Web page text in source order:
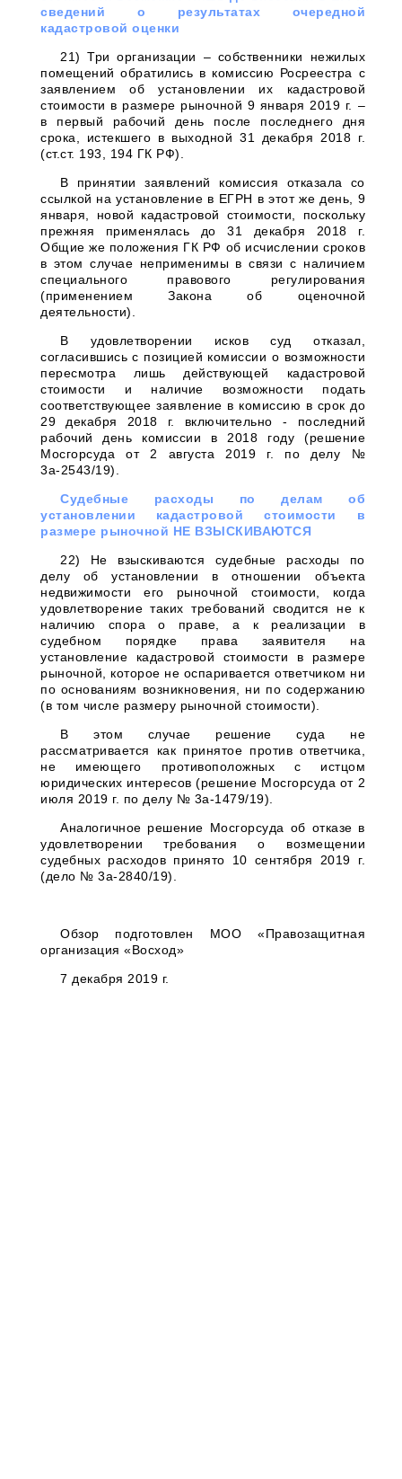
сведений о результатах очередной
кадастровой оценки
21) Три организации – собственники нежилых
помещений обратились в комиссию Росреестра с
заявлением об установлении их кадастровой
стоимости в размере рыночной 9 января 2019 г. –
в первый рабочий день после последнего дня
срока, истекшего в выходной 31 декабря 2018 г.
(ст.ст. 193, 194 ГК РФ).
В принятии заявлений комиссия отказала со
ссылкой на установление в ЕГРН в этот же день, 9
января, новой кадастровой стоимости, поскольку
прежняя применялась до 31 декабря 2018 г.
Общие же положения ГК РФ об исчислении сроков
в этом случае неприменимы в связи с наличием
специального правового регулирования
(применением Закона об оценочной
деятельности).
В удовлетворении исков суд отказал,
согласившись с позицией комиссии о возможности
пересмотра лишь действующей кадастровой
стоимости и наличие возможности подать
соответствующее заявление в комиссию в срок до
29 декабря 2018 г. включительно - последний
рабочий день комиссии в 2018 году (решение
Мосгорсуда от 2 августа 2019 г. по делу №
3а-2543/19).
Судебные расходы по делам об
установлении кадастровой стоимости в
размере рыночной НЕ ВЗЫСКИВАЮТСЯ
22) Не взыскиваются судебные расходы по
делу об установлении в отношении объекта
недвижимости его рыночной стоимости, когда
удовлетворение таких требований сводится не к
наличию спора о праве, а к реализации в
судебном порядке права заявителя на
установление кадастровой стоимости в размере
рыночной, которое не оспаривается ответчиком ни
по основаниям возникновения, ни по содержанию
(в том числе размеру рыночной стоимости).
В этом случае решение суда не
рассматривается как принятое против ответчика,
не имеющего противоположных с истцом
юридических интересов (решение Мосгорсуда от 2
июля 2019 г. по делу № 3а-1479/19).
Аналогичное решение Мосгорсуда об отказе в
удовлетворении требования о возмещении
судебных расходов принято 10 сентября 2019 г.
(дело № 3а-2840/19).
Обзор подготовлен МОО «Правозащитная
организация «Восход»
7 декабря 2019 г.